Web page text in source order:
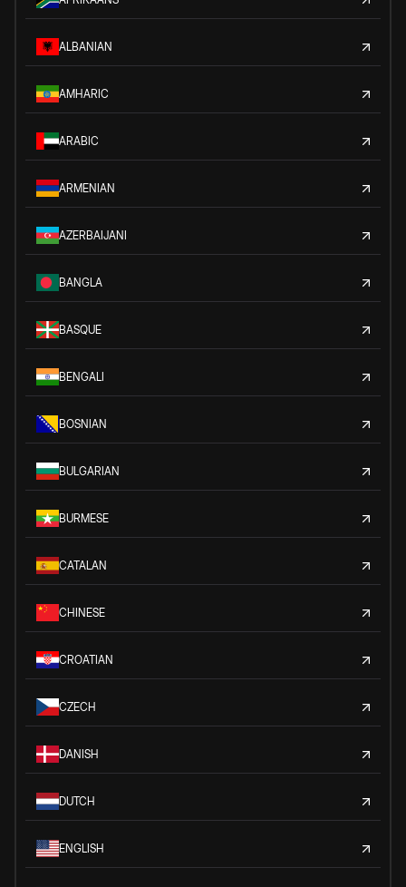
ALBANIAN
AMHARIC
ARABIC
ARMENIAN
AZERBAIJANI
BANGLA
BASQUE
BENGALI
BOSNIAN
BULGARIAN
BURMESE
CATALAN
CHINESE
CROATIAN
CZECH
DANISH
DUTCH
ENGLISH